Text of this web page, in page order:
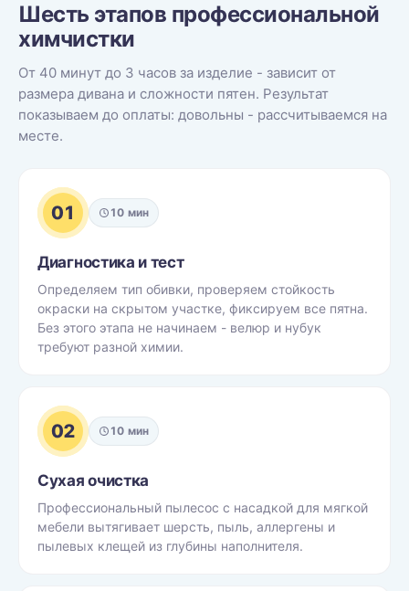
Шесть этапов профессиональной
химчистки
От 40 минут до 3 часов за изделие - зависит от
размера дивана и сложности пятен. Результат
показываем до оплаты: довольны - рассчитываемся на
месте.
01 10 мин
Диагностика и тест
Определяем тип обивки, проверяем стойкость
окраски на скрытом участке, фиксируем все пятна.
Без этого этапа не начинаем - велюр и нубук
требуют разной химии.
02 10 мин
Сухая очистка
Профессиональный пылесос с насадкой для мягкой
мебели вытягивает шерсть, пыль, аллергены и
пылевых клещей из глубины наполнителя.